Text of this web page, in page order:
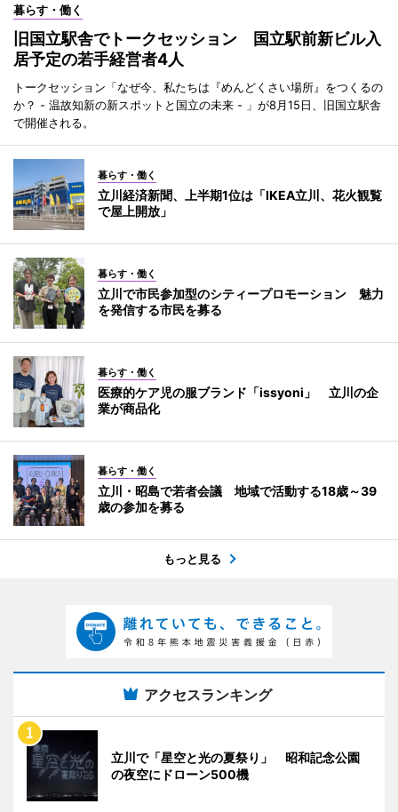
暮らす・働く
旧国立駅舎でトークセッション 国立駅前新ビル入
居予定の若手経営者4人
トークセッション「なぜ今、私たちは『めんどくさい場所』をつくるの
か？ - 温故知新の新スポットと国立の未来 - 」が8月15日、旧国立駅舎
で開催される。
暮らす・働く
立川経済新聞、上半期1位は「IKEA立川、花火観覧
で屋上開放」
暮らす・働く
立川で市民参加型のシティープロモーション 魅力
を発信する市民を募る
暮らす・働く
医療的ケア児の服ブランド「issyoni」 立川の企
業が商品化
暮らす・働く
立川・昭島で若者会議 地域で活動する18歳～39
歳の参加を募る
もっと見る
アクセスランキング
立川で「星空と光の夏祭り」 昭和記念公園
の夜空にドローン500機